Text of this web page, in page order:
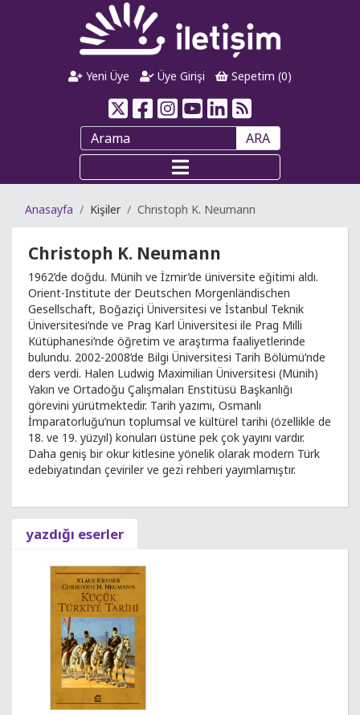
Yeni Üye Üye Girişi Sepetim (0)
ARA
Anasayfa Kişiler Christoph K. Neumann
Christoph K. Neumann
1962’de doğdu. Münih ve İzmir’de üniversite eğitimi aldı.
Orient-Institute der Deutschen Morgenländischen
Gesellschaft, Boğaziçi Üniversitesi ve İstanbul Teknik
Üniversitesi’nde ve Prag Karl Üniversitesi ile Prag Milli
Kütüphanesi’nde öğretim ve araştırma faaliyetlerinde
bulundu. 2002-2008’de Bilgi Üniversitesi Tarih Bölümü’nde
ders verdi. Halen Ludwig Maximilian Üniversitesi (Münih)
Yakın ve Ortadoğu Çalışmaları Enstitüsü Başkanlığı
görevini yürütmektedir. Tarih yazımı, Osmanlı
İmparatorluğu’nun toplumsal ve kültürel tarihi (özellikle de
18. ve 19. yüzyıl) konuları üstüne pek çok yayını vardır.
Daha geniş bir okur kitlesine yönelik olarak modern Türk
edebiyatından çeviriler ve gezi rehberi yayımlamıştır.
yazdığı eserler